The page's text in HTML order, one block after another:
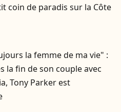
coin de paradis sur la Côte
la femme de ma vie" :
la fin de son couple avec
Tony Parker est